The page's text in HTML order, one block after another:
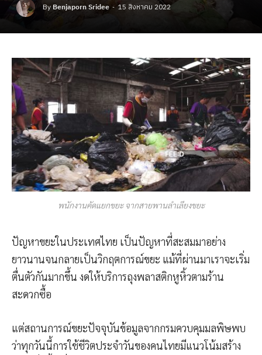
By Benjaporn Sridee 15 สิงหาคม 2022
พนักงานคัดแยกขยะ จากสายพานลำเลียงขยะ
ปัญหาขยะในประเทศไทย เป็นปัญหาที่สะสมมาอย่าง
ยาวนานจนกลายเป็นวิกฤตการณ์ขยะ แม้ที่ผ่านมาเราจะเริ่ม
ตื่นตัวกันมากขึ้น งดให้บริการถุงพลาสติกหูหิ้วตามร้าน
สะดวกซื้อ
แต่สถานการณ์ขยะปัจจุบันข้อมูลจากกรมควบคุมมลพิษพบ
ว่าทุกวันนี้การใช้ชีวิตประจำวันของคนไทยมีแนวโน้มสร้าง